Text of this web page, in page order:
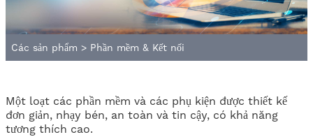
Các sản phẩm > Phần mềm & Kết nối
Một loạt các phần mềm và các phụ kiện được thiết kế
đơn giản, nhạy bén, an toàn và tin cậy, có khả năng
tương thích cao.